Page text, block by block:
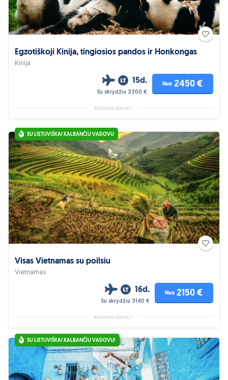
Egzotiškoji Kinija, tingiosios pandos ir Honkongas
Kinija
15d.
Su skrydžiu 3300 €
Nuo 2450 €
Kelionės datos
SU LIETUVIŠKAI KALBANČIU VADOVU
Visas Vietnamas su poilsiu
Vietnamas
16d.
Su skrydžiu 3140 €
Nuo 2150 €
Kelionės datos
SU LIETUVIŠKAI KALBANČIU VADOVU!